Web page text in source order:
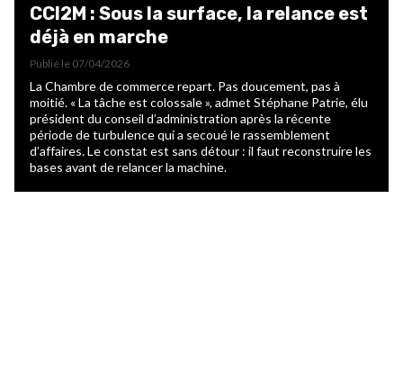
CCI2M : Sous la surface, la relance est
déjà en marche
Publié le 07/04/2026
La Chambre de commerce repart. Pas doucement, pas à
moitié. « La tâche est colossale », admet Stéphane Patrie, élu
président du conseil d’administration après la récente
période de turbulence qui a secoué le rassemblement
d’affaires. Le constat est sans détour : il faut reconstruire les
bases avant de relancer la machine.